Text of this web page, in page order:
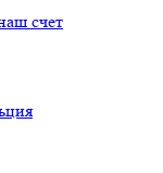
счет